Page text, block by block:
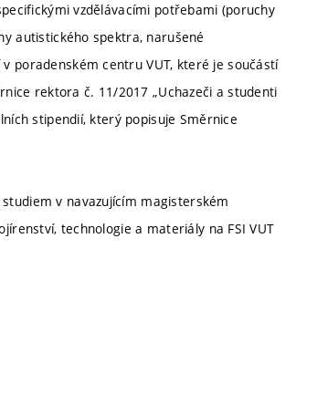
vzdělávacími potřebami (poruchy
autistického spektra, narušené
poradenském centru VUT, které je součástí
rektora č. 11/2017 „Uchazeči a studenti
stipendií, který popisuje Směrnice
v navazujícím magisterském
technologie a materiály na FSI VUT